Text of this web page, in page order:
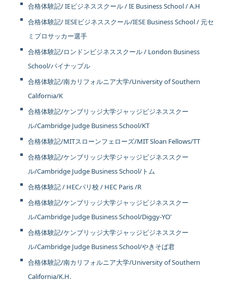
合格体験記/ IEビジネススクール / IE Business School / A.H
合格体験記/ IESEビジネススクール/IESE Business School / 元セ
ミプロサッカー選手
合格体験記/ロンドンビジネススクール / London Business
School/パイナップル
合格体験記/南カリフォルニア大学/University of Southern
California/K
合格体験記/ケンブリッジ大学ジャッジビジネススクー
ル/Cambridge Judge Business School/KT
合格体験記/MITスローンフェローズ/MIT Sloan Fellows/TT
合格体験記/ケンブリッジ大学ジャッジビジネススクー
ル/Cambridge Judge Business School/トム
合格体験記 / HECパリ校 / HEC Paris /R
合格体験記/ケンブリッジ大学ジャッジビジネススクー
ル/Cambridge Judge Business School/Diggy-YO'
合格体験記/ケンブリッジ大学ジャッジビジネススクー
ル/Cambridge Judge Business School/やきそば君
合格体験記/南カリフォルニア大学/University of Southern
California/K.H.